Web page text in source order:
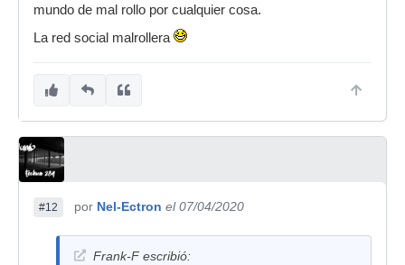
mundo de mal rollo por cualquier cosa.
La red social malrollera
#12 por Nel-Ectron el 07/04/2020
Frank-F escribió: